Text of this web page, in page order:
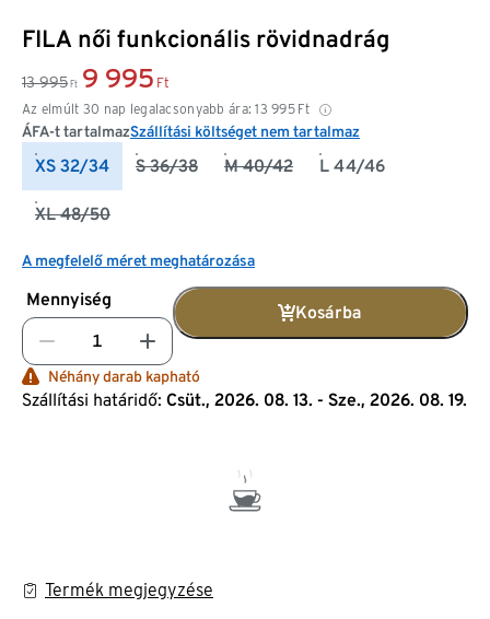
FILA női funkcionális rövidnadrág
13 995 Ft 9 995 Ft
Az elmúlt 30 nap legalacsonyabb ára: 13 995 Ft
ÁFA-t tartalmazSzállítási költséget nem tartalmaz
XS 32/34 S 36/38 M 40/42 L 44/46
XL 48/50
A megfelelő méret meghatározása
Mennyiség
Kosárba
Néhány darab kapható
Szállítási határidő: Csüt., 2026. 08. 13. - Sze., 2026. 08. 19.
Termék megjegyzése